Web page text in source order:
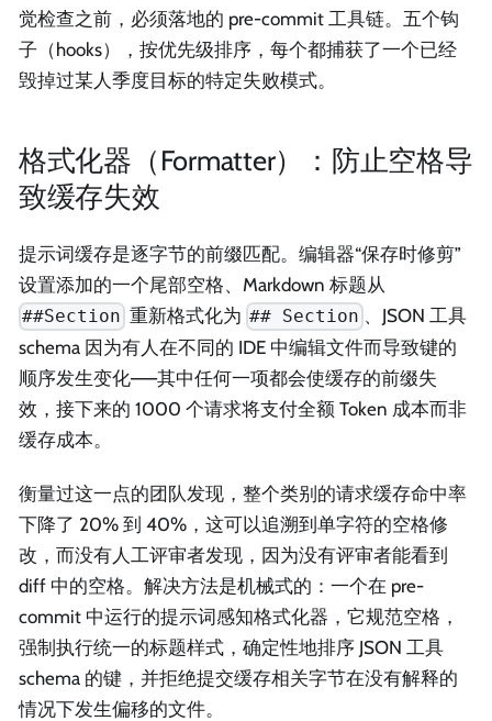
觉检查之前，必须落地的 pre-commit 工具链。五个钩
子（hooks），按优先级排序，每个都捕获了一个已经
毁掉过某人季度目标的特定失败模式。
格式化器（Formatter）：防止空格导
致缓存失效
提示词缓存是逐字节的前缀匹配。编辑器“保存时修剪”
设置添加的一个尾部空格、Markdown 标题从
##Section 重新格式化为 ## Section 、JSON 工具
schema 因为有人在不同的 IDE 中编辑文件而导致键的
顺序发生变化——其中任何一项都会使缓存的前缀失
效，接下来的 1000 个请求将支付全额 Token 成本而非
缓存成本。
衡量过这一点的团队发现，整个类别的请求缓存命中率
下降了 20% 到 40%，这可以追溯到单字符的空格修
改，而没有人工评审者发现，因为没有评审者能看到
diff 中的空格。解决方法是机械式的：一个在 pre-
commit 中运行的提示词感知格式化器，它规范空格，
强制执行统一的标题样式，确定性地排序 JSON 工具
schema 的键，并拒绝提交缓存相关字节在没有解释的
情况下发生偏移的文件。